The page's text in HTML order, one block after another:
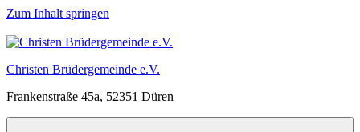
Zum Inhalt springen
Christen Brüdergemeinde e.V.
Frankenstraße 45a, 52351 Düren